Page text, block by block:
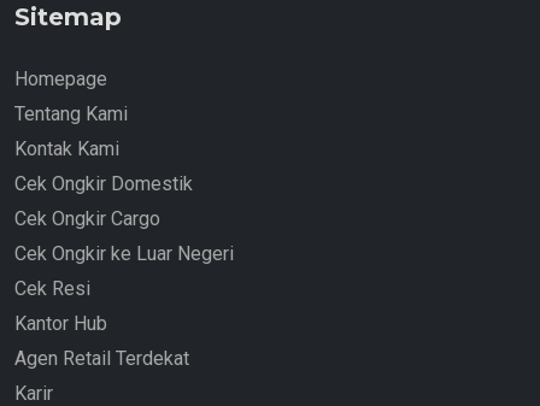
Sitemap
Homepage
Tentang Kami
Kontak Kami
Cek Ongkir Domestik
Cek Ongkir Cargo
Cek Ongkir ke Luar Negeri
Cek Resi
Kantor Hub
Agen Retail Terdekat
Karir